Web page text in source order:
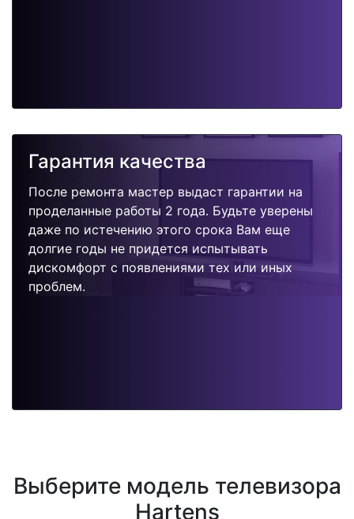
Гарантия качества
После ремонта мастер выдаст гарантии на
проделанные работы 2 года. Будьте уверены
даже по истечению этого срока Вам еще
долгие годы не придется испытывать
дискомфорт с появлениями тех или иных
проблем.
Выберите модель телевизора
Hartens